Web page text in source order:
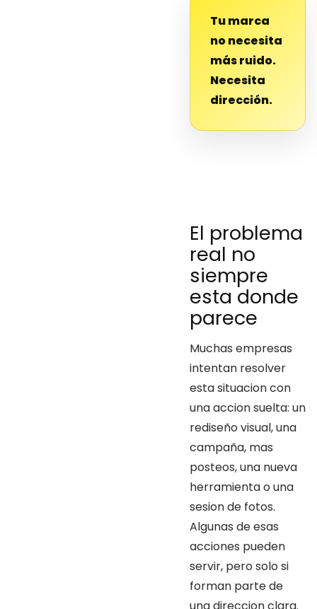
Tu marca
no necesita
más ruido.
Necesita
dirección.
El problema
real no
siempre
esta donde
parece
Muchas empresas
intentan resolver
esta situacion con
una accion suelta: un
rediseño visual, una
campaña, mas
posteos, una nueva
herramienta o una
sesion de fotos.
Algunas de esas
acciones pueden
servir, pero solo si
forman parte de
una direccion clara.